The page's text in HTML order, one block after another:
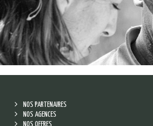
NOS PARTENAIRES
NOS AGENCES
NOS OFFRES